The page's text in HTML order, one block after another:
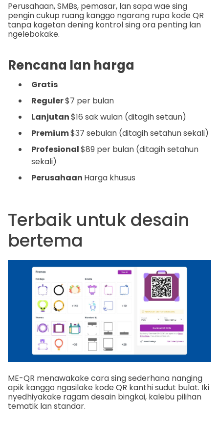
Perusahaan, SMBs, pemasar, lan sapa wae sing
pengin cukup ruang kanggo ngarang rupa kode QR
tanpa kagetan dening kontrol sing ora penting lan
ngelebokake.
Rencana lan harga
Gratis
Reguler$7 per bulan
Lanjutan$16 sak wulan (ditagih setaun)
Premium$37 sebulan (ditagih setahun sekali)
Profesional$89 per bulan (ditagih setahun
sekali)
Perusahaan Harga khusus
Terbaik untuk desain
bertema
ME-QR menawakake cara sing sederhana nanging
apik kanggo ngasilake kode QR kanthi sudut bulat. Iki
nyedhiyakake ragam desain bingkai, kalebu pilihan
tematik lan standar.